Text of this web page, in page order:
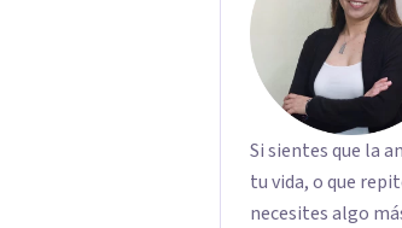
Si sientes que la
tu vida, o que
necesites algo